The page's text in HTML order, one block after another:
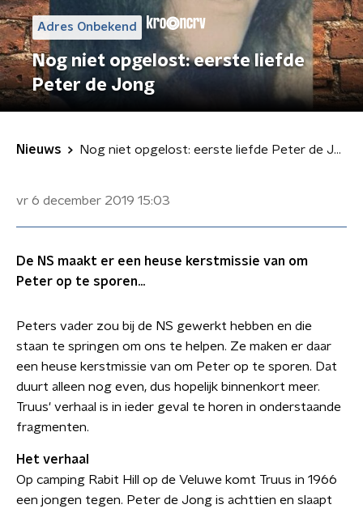
Adres Onbekend
Nog niet opgelost: eerste liefde
Peter de Jong
Nieuws Nog niet opgelost: eerste liefde Peter de Jong
vr 6 december 2019 15:03
De NS maakt er een heuse kerstmissie van om
Peter op te sporen...
Peters vader zou bij de NS gewerkt hebben en die
staan te springen om ons te helpen. Ze maken er daar
een heuse kerstmissie van om Peter op te sporen. Dat
duurt alleen nog even, dus hopelijk binnenkort meer.
Truus' verhaal is in ieder geval te horen in onderstaande
fragmenten.
Het verhaal
Op camping Rabit Hill op de Veluwe komt Truus in 1966
een jongen tegen. Peter de Jong is achttien en slaapt